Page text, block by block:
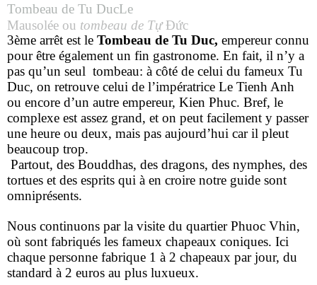
Tombeau de Tu DucLe
Mausolée ou tombeau de TựĐức
3ème arrêt est le Tombeau de Tu Duc, empereur connu
pour être également un fin gastronome. En fait, il n’y a
pas qu’un seul tombeau: à côté de celui du fameux Tu
Duc, on retrouve celui de l’impératrice Le Tienh Anh
ou encore d’un autre empereur, Kien Phuc. Bref, le
complexe est assez grand, et on peut facilement y passer
une heure ou deux, mais pas aujourd’hui car il pleut
beaucoup trop.
Partout, des Bouddhas, des dragons, des nymphes, des
tortues et des esprits qui à en croire notre guide sont
omniprésents.
Nous continuons par la visite du quartier Phuoc Vhin,
où sont fabriqués les fameux chapeaux coniques. Ici
chaque personne fabrique 1 à 2 chapeaux par jour, du
standard à 2 euros au plus luxueux.